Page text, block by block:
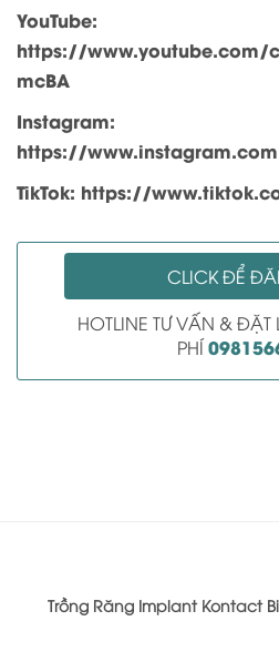
YouTube:
https://www.youtube.com/
mcBA
Instagram:
https://
TikTok: https://
CLICK ĐỂ
HOTLINE TƯ VẤN &
PHÍ
Trồng Răng Implant Kontact